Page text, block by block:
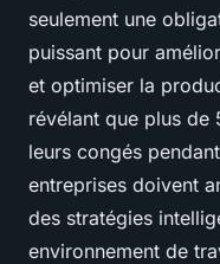
seulement une
puissant pour
et optimiser la
révélant que plus de
leurs congés
entreprises doivent
des stratégies
environnement de